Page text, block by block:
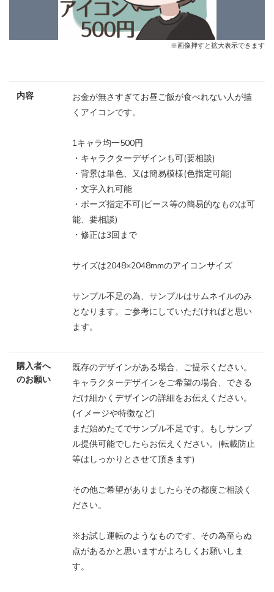
※画像押すと拡大表示できます
内容
お金が無さすぎてお昼ご飯が食べれない人が描
くアイコンです。
1キャラ均一500円
・キャラクターデザインも可(要相談)
・背景は単色、又は簡易模様(色指定可能)
・文字入れ可能
・ポーズ指定不可(ピース等の簡易的なものは可
能、要相談)
・修正は3回まで
サイズは2048×2048mmのアイコンサイズ
サンプル不足の為、サンプルはサムネイルのみ
となります。ご参考にしていただければと思い
ます。
購入者へ
のお願い
既存のデザインがある場合、ご提示ください。
キャラクターデザインをご希望の場合、できる
だけ細かくデザインの詳細をお伝えください。
(イメージや特徴など)
まだ始めたてでサンプル不足です。もしサンプ
ル提供可能でしたらお伝えください。(転載防止
等はしっかりとさせて頂きます)
その他ご希望がありましたらその都度ご相談く
ださい。
※お試し運転のようなものです、その為至らぬ
点があるかと思いますがよろしくお願いしま
す。